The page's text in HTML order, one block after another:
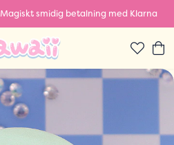
Magiskt smidig betalning med Klarna